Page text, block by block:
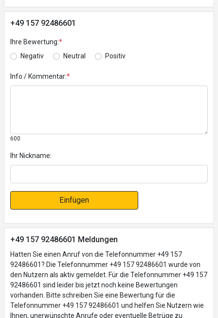
+49 157 92486601
Ihre Bewertung:*
Negativ
Neutral Positiv
Info / Kommentar:*
600
Ihr Nickname:
Einfügen
+49 157 92486601 Meldungen
Hatten Sie einen Anruf von die Telefonnummer +49 157
92486601? Die Telefonnummer +49 157 92486601 wurde von
den Nutzern als aktiv gemeldet. Für die Telefonnummer +49 157
92486601 sind leider bis jetzt noch keine Bewertungen
vorhanden. Bitte schreiben Sie eine Bewertung für die
Telefonnummer +49 157 92486601 und helfen Sie Nutzern wie
Ihnen, unerwünschte Anrufe oder eventuelle Betrüge zu